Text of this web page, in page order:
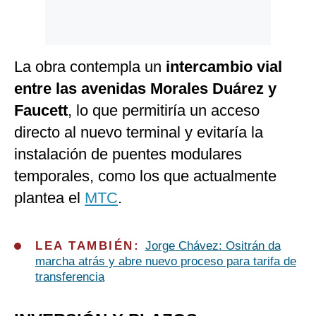
La obra contempla un intercambio vial
entre las avenidas Morales Duárez y
Faucett, lo que permitiría un acceso
directo al nuevo terminal y evitaría la
instalación de puentes modulares
temporales, como los que actualmente
plantea el MTC.
LEA TAMBIÉN: Jorge Chávez: Ositrán da
marcha atrás y abre nuevo proceso para tarifa de
transferencia